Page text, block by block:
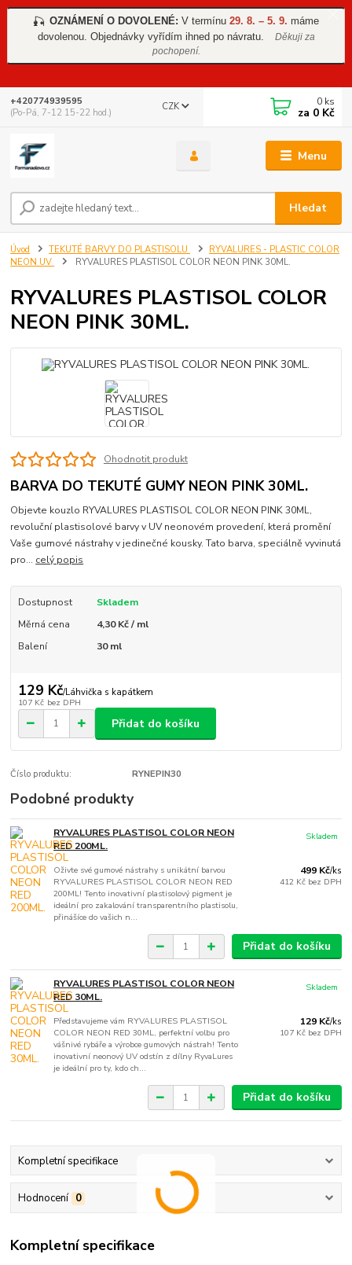
🎣 OZNÁMENÍ O DOVOLENÉ: V termínu 29. 8. – 5. 9. máme
dovolenou. Objednávky vyřídím ihned po návratu.
Děkuji za
pochopení.
Menu
CZK
Hledat
+420774939595
(Po-Pá, 7-12 15-22 hod.)
0 ks
za 0 Kč
Úvod TEKUTÉ BARVY DO PLASTISOLU
RYVALURES - PLASTIC COLOR
NEON UV
RYVALURES PLASTISOL COLOR NEON PINK 30ML.
RYVALURES PLASTISOL COLOR
NEON PINK 30ML.
Ohodnotit produkt
BARVA DO TEKUTÉ GUMY NEON PINK 30ML.
Objevte kouzlo RYVALURES PLASTISOL COLOR NEON PINK 30ML,
revoluční plastisolové barvy v UV neonovém provedení, která promění
Vaše gumové nástrahy v jedinečné kousky. Tato barva, speciálně vyvinutá
pro... celý popis
Dostupnost
Skladem
Měrná cena
4,30 Kč / ml
Balení
30 ml
129 Kč/Láhvička s kapátkem
107 Kč bez DPH
Přidat do košíku
Číslo produktu: RYNEPIN30
Podobné produkty
RYVALURES PLASTISOL COLOR NEON
RED 200ML.
Oživte své gumové nástrahy s unikátní barvou
RYVALURES PLASTISOL COLOR NEON RED
200ML! Tento inovativní plastisolový pigment je
ideální pro zakalování transparentního plastisolu,
přinášíce do vašich n...
499 Kč/ks
412 Kč bez DPH
Skladem
Přidat do košíku
RYVALURES PLASTISOL COLOR NEON
RED 30ML.
Představujeme vám RYVALURES PLASTISOL
COLOR NEON RED 30ML, perfektní volbu pro
vášnivé rybáře a výrobce gumových nástrah! Tento
inovativní neonový UV odstín z dílny RyvaLures
je ideální pro ty, kdo ch...
129 Kč/ks
107 Kč bez DPH
Skladem
Přidat do košíku
Kompletní specifikace
Hodnocení 0
Kompletní specifikace